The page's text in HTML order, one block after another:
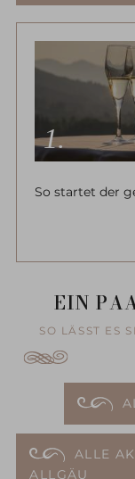
So startet der
EIN
SO LÄSST ES
ALLE
ALLGÄU